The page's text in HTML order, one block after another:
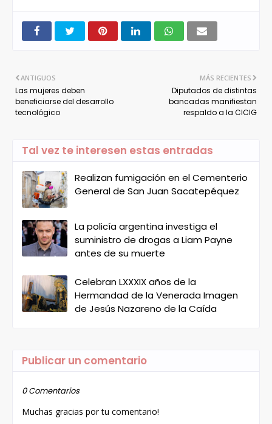
MÁS RECIENTES
Diputados de distintas
bancadas manifiestan
respaldo a la CICIG
ANTIGUOS
Las mujeres deben
beneficiarse del desarrollo
tecnológico
Tal vez te interesen estas entradas
Realizan fumigación en el Cementerio
General de San Juan Sacatepéquez
La policía argentina investiga el
suministro de drogas a Liam Payne
antes de su muerte
Celebran LXXXIX años de la
Hermandad de la Venerada Imagen
de Jesús Nazareno de la Caída
Publicar un comentario
0 Comentarios
Muchas gracias por tu comentario!